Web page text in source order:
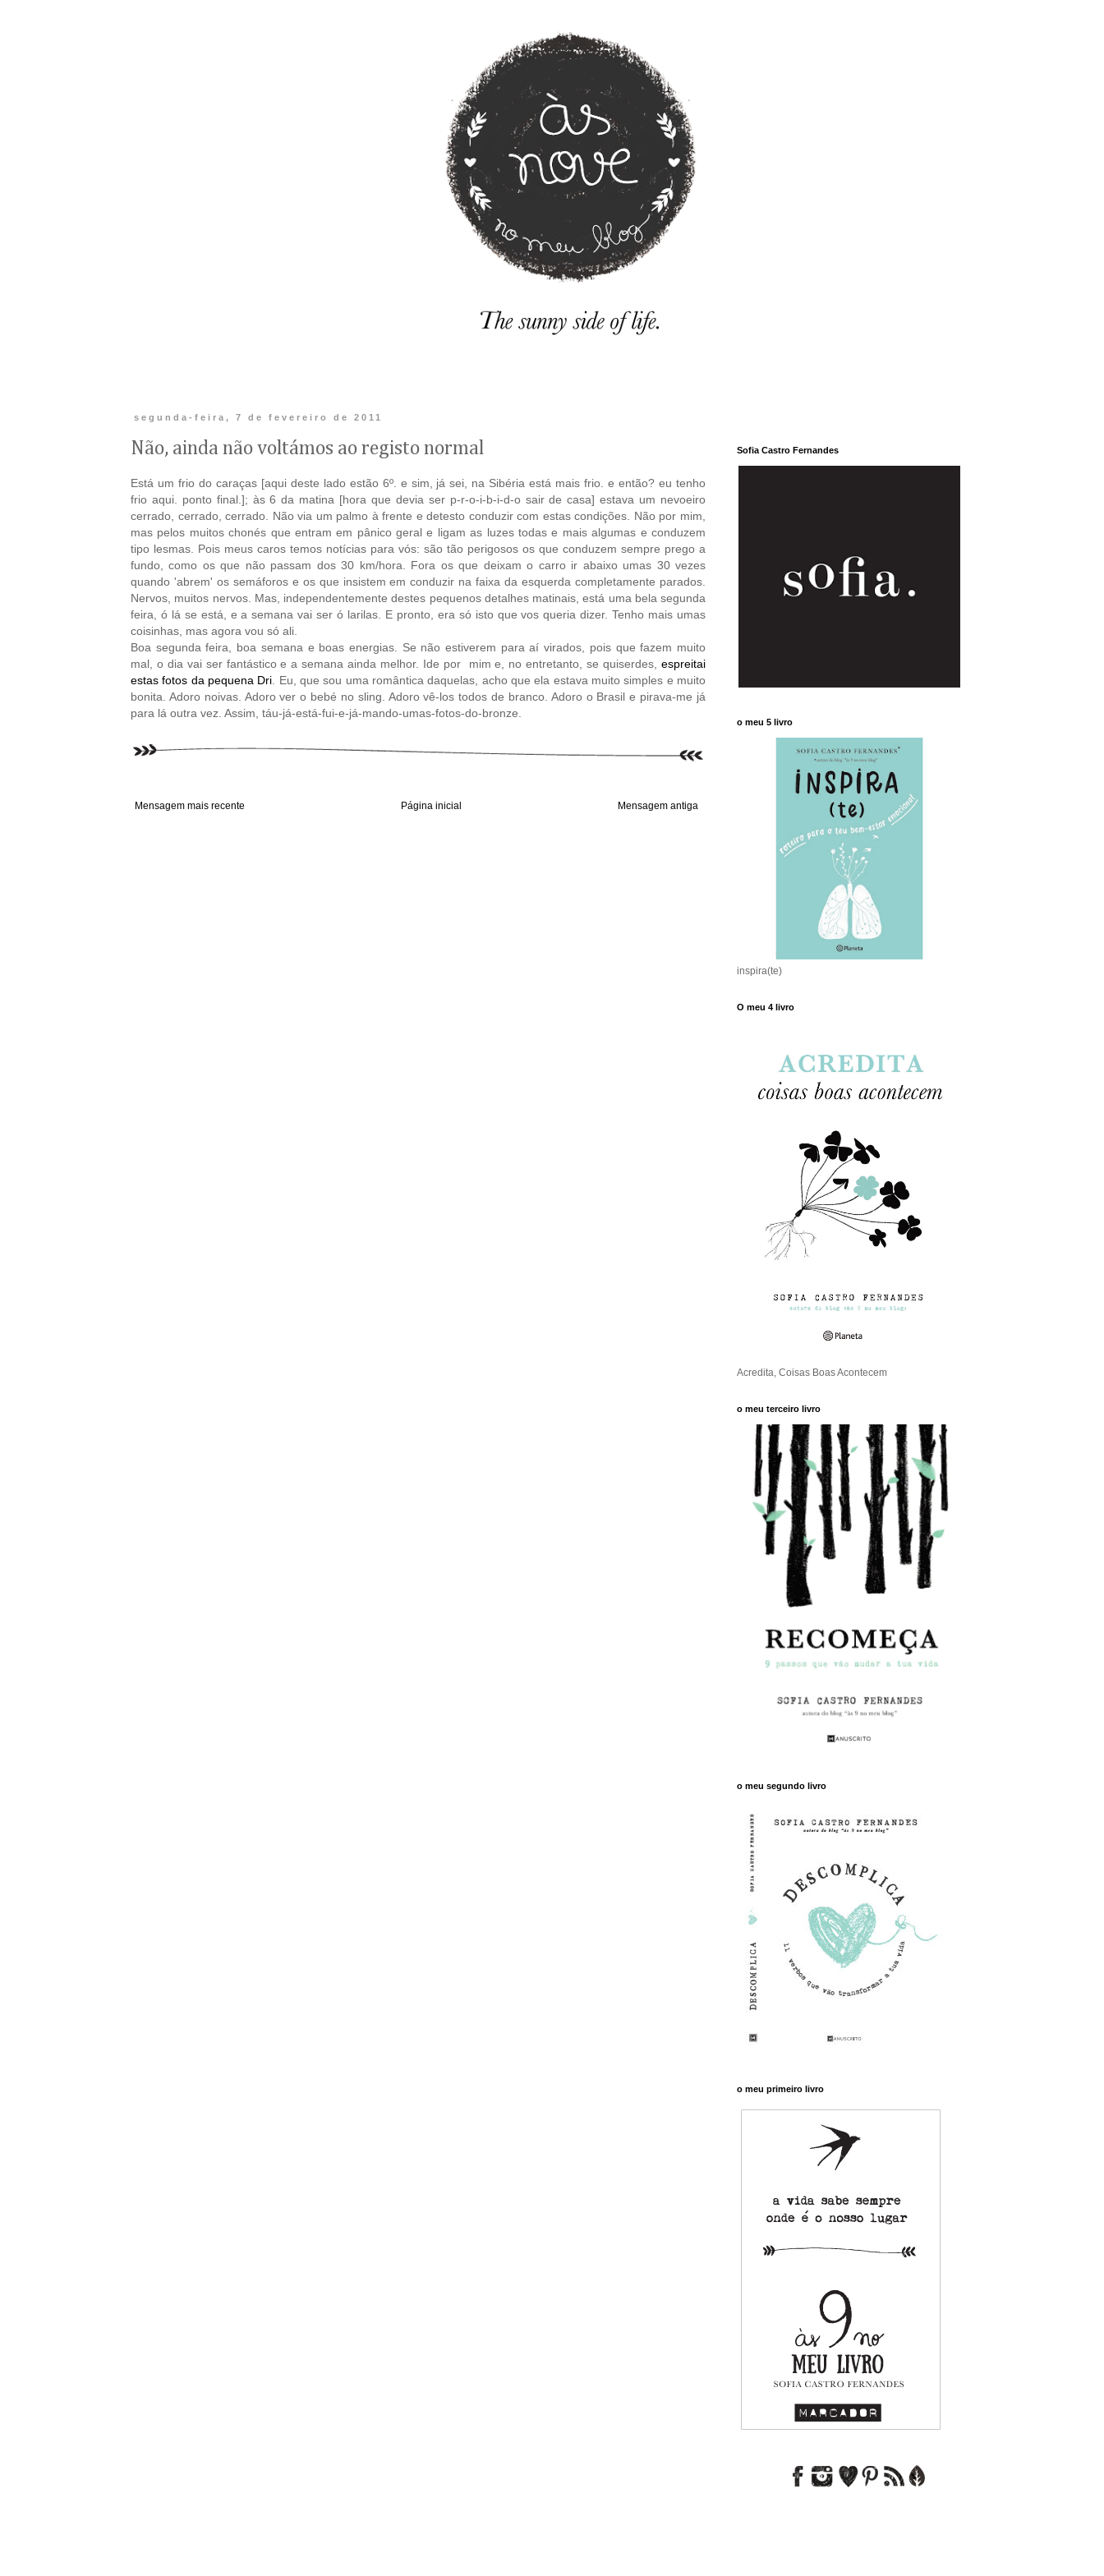
segunda-feira, 7 de fevereiro de 2011
Não, ainda não voltámos ao registo normal
Está um frio do caraças [aqui deste lado estão 6º. e sim, já sei, na Sibéria está mais frio. e então? eu tenho
frio aqui. ponto final.]; às 6 da matina [hora que devia ser p-r-o-i-b-i-d-o sair de casa] estava um nevoeiro
cerrado, cerrado, cerrado. Não via um palmo à frente e detesto conduzir com estas condições. Não por mim,
mas pelos muitos chonés que entram em pânico geral e ligam as luzes todas e mais algumas e conduzem
tipo lesmas. Pois meus caros temos notícias para vós: são tão perigosos os que conduzem sempre prego a
fundo, como os que não passam dos 30 km/hora. Fora os que deixam o carro ir abaixo umas 30 vezes
quando 'abrem' os semáforos e os que insistem em conduzir na faixa da esquerda completamente parados.
Nervos, muitos nervos. Mas, independentemente destes pequenos detalhes matinais, está uma bela segunda
feira, ó lá se está, e a semana vai ser ó larilas. E pronto, era só isto que vos queria dizer. Tenho mais umas
coisinhas, mas agora vou só ali.
Boa segunda feira, boa semana e boas energias. Se não estiverem para aí virados, pois que fazem muito
mal, o dia vai ser fantástico e a semana ainda melhor. Ide por mim e, no entretanto, se quiserdes, espreitai
estas fotos da pequena Dri . Eu, que sou uma romântica daquelas, acho que ela estava muito simples e muito
bonita. Adoro noivas. Adoro ver o bebé no sling. Adoro vê-los todos de branco. Adoro o Brasil e pirava-me já
para lá outra vez. Assim, táu-já-está-fui-e-já-mando-umas-fotos-do-bronze.
Mensagem mais recente Mensagem antiga
Página inicial
Sofia Castro Fernandes
o meu 5 livro
inspira(te)
O meu 4 livro
Acredita, Coisas Boas Acontecem
o meu terceiro livro
o meu segundo livro
o meu primeiro livro